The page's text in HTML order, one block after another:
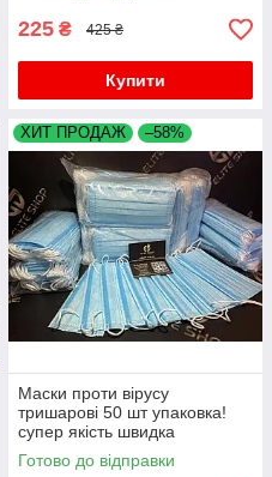
225 ₴ 425 ₴
Купити
ХИТ ПРОДАЖ –58%
Маски проти вірусу
тришарові 50 шт упаковка!
супер якість швидка
відправка
Готово до відправки